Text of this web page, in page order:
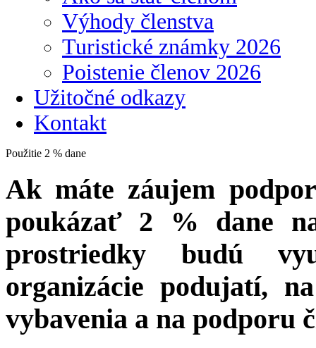
Výhody členstva
Turistické známky 2026
Poistenie členov 2026
Užitočné odkazy
Kontakt
Použitie 2 % dane
Ak máte záujem
poukázať 2 % dane
prostriedky budú
organizácie podujatí,
vybavenia a na podporu